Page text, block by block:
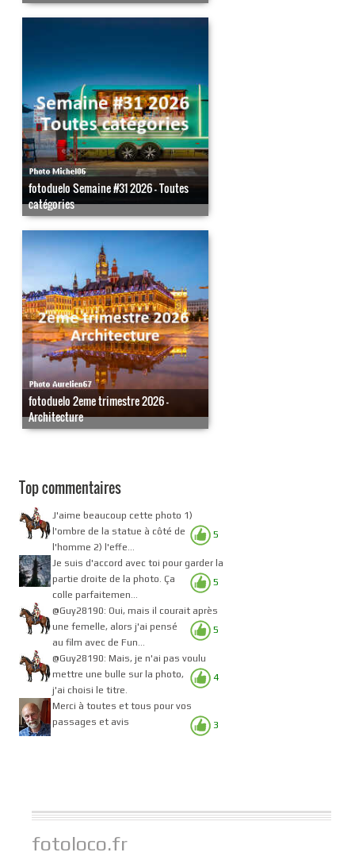
fotoduelo Semaine #31 2026 - Toutes
catégories
fotoduelo 2eme trimestre 2026 -
Architecture
Top commentaires
5
J'aime beaucoup cette photo 1)
l'ombre de la statue à côté de
l'homme 2) l'effe...
5
Je suis d'accord avec toi pour garder la
partie droite de la photo. Ça
colle parfaitemen...
5
@Guy28190: Oui, mais il courait après
une femelle, alors j'ai pensé
au film avec de Fun...
4
@Guy28190: Mais, je n'ai pas voulu
mettre une bulle sur la photo,
j'ai choisi le titre.
3
Merci à toutes et tous pour vos
passages et avis
fotoloco.fr